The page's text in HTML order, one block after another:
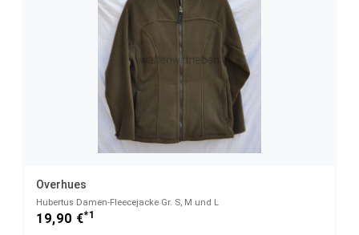
Overhues
Hubertus Damen-Fleecejacke Gr. S, M und L
19,90 €*1